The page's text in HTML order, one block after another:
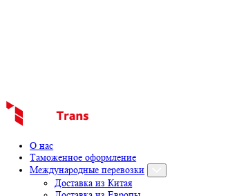
О нас
Таможенное оформление
Международные перевозки